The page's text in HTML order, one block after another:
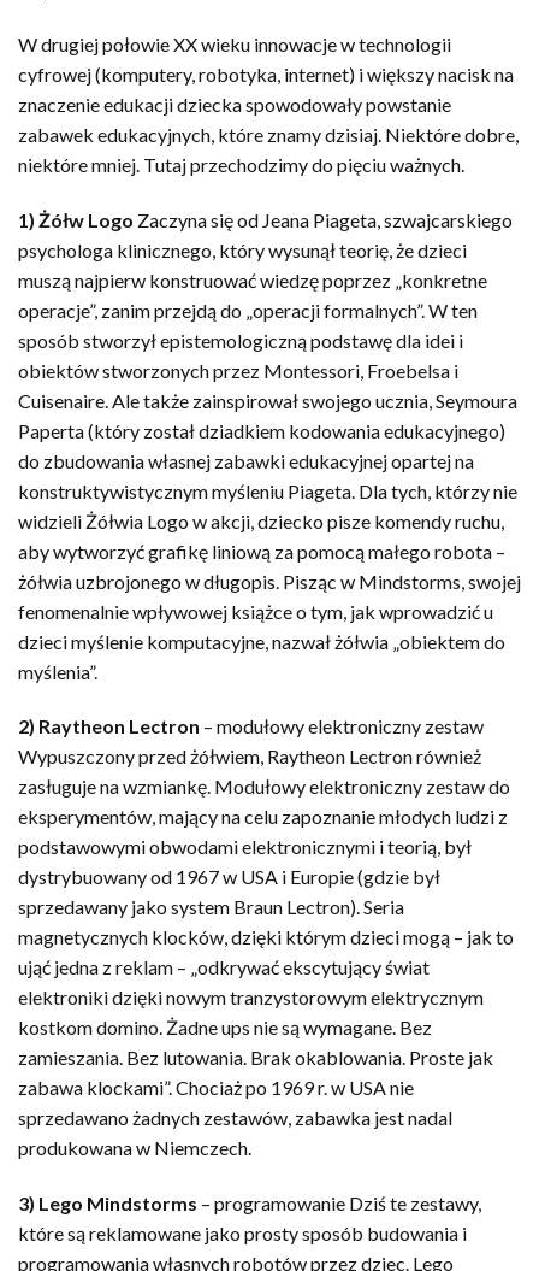
W drugiej połowie XX wieku innowacje w technologii
cyfrowej (komputery, robotyka, internet) i większy nacisk na
znaczenie edukacji dziecka spowodowały powstanie
zabawek edukacyjnych, które znamy dzisiaj. Niektóre dobre,
niektóre mniej. Tutaj przechodzimy do pięciu ważnych.
1) Żółw Logo Zaczyna się od Jeana Piageta, szwajcarskiego
psychologa klinicznego, który wysunął teorię, że dzieci
muszą najpierw konstruować wiedzę poprzez „konkretne
operacje”, zanim przejdą do „operacji formalnych”. W ten
sposób stworzył epistemologiczną podstawę dla idei i
obiektów stworzonych przez Montessori, Froebelsa i
Cuisenaire. Ale także zainspirował swojego ucznia, Seymoura
Paperta (który został dziadkiem kodowania edukacyjnego)
do zbudowania własnej zabawki edukacyjnej opartej na
konstruktywistycznym myśleniu Piageta. Dla tych, którzy nie
widzieli Żółwia Logo w akcji, dziecko pisze komendy ruchu,
aby wytworzyć grafikę liniową za pomocą małego robota –
żółwia uzbrojonego w długopis. Pisząc w Mindstorms, swojej
fenomenalnie wpływowej książce o tym, jak wprowadzić u
dzieci myślenie komputacyjne, nazwał żółwia „obiektem do
myślenia”.
2) Raytheon Lectron – modułowy elektroniczny zestaw
Wypuszczony przed żółwiem, Raytheon Lectron również
zasługuje na wzmiankę. Modułowy elektroniczny zestaw do
eksperymentów, mający na celu zapoznanie młodych ludzi z
podstawowymi obwodami elektronicznymi i teorią, był
dystrybuowany od 1967 w USA i Europie (gdzie był
sprzedawany jako system Braun Lectron). Seria
magnetycznych klocków, dzięki którym dzieci mogą – jak to
ująć jedna z reklam – „odkrywać ekscytujący świat
elektroniki dzięki nowym tranzystorowym elektrycznym
kostkom domino. Żadne ups nie są wymagane. Bez
zamieszania. Bez lutowania. Brak okablowania. Proste jak
zabawa klockami”. Chociaż po 1969 r. w USA nie
sprzedawano żadnych zestawów, zabawka jest nadal
produkowana w Niemczech.
3) Lego Mindstorms – programowanie Dziś te zestawy,
które są reklamowane jako prosty sposób budowania i
programowania własnych robotów przez dziec. Lego